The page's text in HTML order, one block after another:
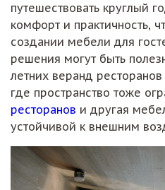
путешествовать круглый
комфорт и практичность,
создании мебели для
решения могут быть
летних веранд
где пространство тоже
ресторанов и другая
устойчивой к внешним